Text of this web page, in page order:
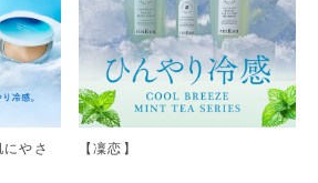
にやさ
【凜恋】